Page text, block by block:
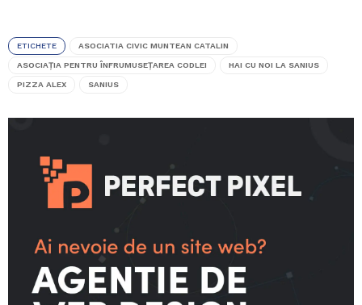
ETICHETE ASOCIATIA CIVIC MUNTEAN CATALIN
ASOCIAŢIA PENTRU ÎNFRUMUSEŢAREA CODLEI HAI CU NOI LA SANIUS
PIZZA ALEX SANIUS